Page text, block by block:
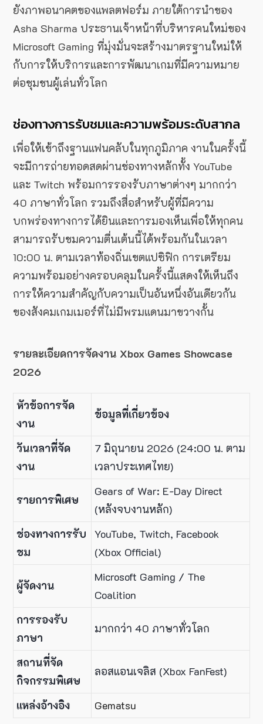
ยังภาพอนาคตของแพลตฟอร์ม ภายใต้การนำของ
Asha Sharma ประธานเจ้าหน้าที่บริหารคนใหม่ของ
Microsoft Gaming ที่มุ่งมั่นจะสร้างมาตรฐานใหม่ให้
กับการให้บริการและการพัฒนาเกมที่มีความหมาย
ต่อชุมชนผู้เล่นทั่วโลก
ช่องทางการรับชมและความพร้อมระดับสากล
เพื่อให้เข้าถึงฐานแฟนคลับในทุกภูมิภาค งานในครั้งนี้
จะมีการถ่ายทอดสดผ่านช่องทางหลักทั้ง YouTube
และ Twitch พร้อมการรองรับภาษาต่างๆ มากกว่า
40 ภาษาทั่วโลก รวมถึงสื่อสำหรับผู้ที่มีความ
บกพร่องทางการได้ยินและการมองเห็นเพื่อให้ทุกคน
สามารถรับชมความตื่นเต้นนี้ได้พร้อมกันในเวลา
10:00 น. ตามเวลาท้องถิ่นเขตแปซิฟิก การเตรียม
ความพร้อมอย่างครอบคลุมในครั้งนี้แสดงให้เห็นถึง
การให้ความสำคัญกับความเป็นอันหนึ่งอันเดียวกัน
ของสังคมเกมเมอร์ที่ไม่มีพรมแดนมาขวางกั้น
รายละเอียดการจัดงาน Xbox Games Showcase
2026
หัวข้อการจัด
งาน
ข้อมูลที่เกี่ยวข้อง
วันเวลาที่จัด
งาน
7 มิถุนายน 2026 (24:00 น. ตาม
เวลาประเทศไทย)
รายการพิเศษ
Gears of War: E-Day Direct
(หลังจบงานหลัก)
ช่องทางการรับ
ชม
YouTube, Twitch, Facebook
(Xbox Official)
ผู้จัดงาน
Microsoft Gaming / The
Coalition
การรองรับ
ภาษา
มากกว่า 40 ภาษาทั่วโลก
สถานที่จัด
กิจกรรมพิเศษ
ลอสแอนเจลิส (Xbox FanFest)
แหล่งอ้างอิง Gematsu